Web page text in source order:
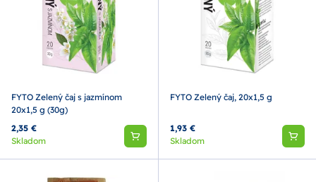
FYTO Zelený čaj s jazmínom
20x1,5 g (30g)
2,35 €
Skladom
FYTO Zelený čaj, 20x1,5 g
1,93 €
Skladom